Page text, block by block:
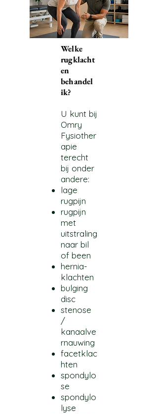
Welke
rugklacht
en
behandel
ik?
U kunt bij
Omry
Fysiother
apie
terecht
bij onder
andere:
lage
rugpijn
rugpijn
met
uitstraling
naar bil
of been
hernia-
klachten
bulging
disc
stenose
/
kanaalve
rnauwing
facetklac
hten
spondylo
se
spondylo
lyse